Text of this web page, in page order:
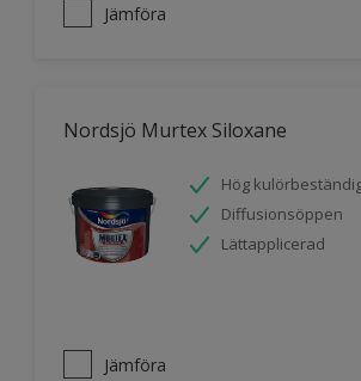
Jämföra
Nordsjö Murtex Siloxane
Hög
Diffusionsöppen
Lättapplicerad
Jämföra